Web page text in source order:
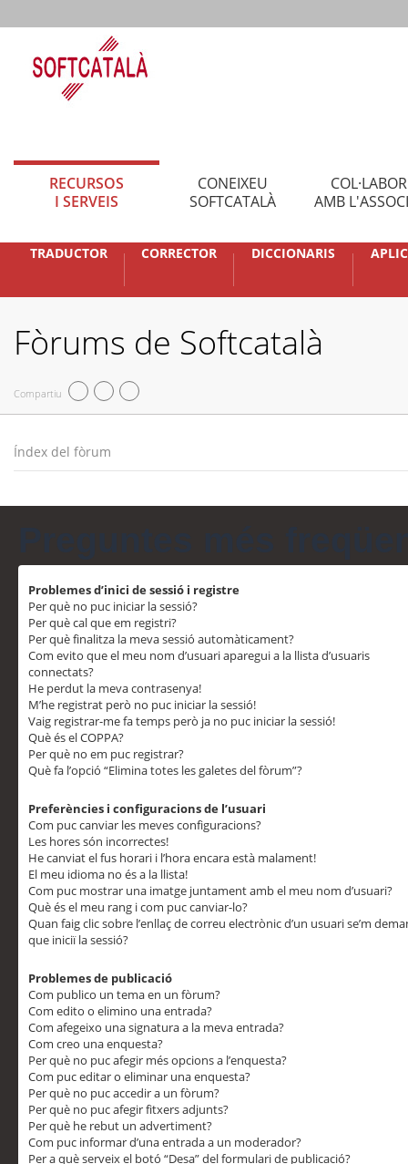
RECURSOS
I SERVEIS
CONEIXEU
SOFTCATALÀ
AMB
TRADUCTOR CORRECTOR DICCIONARIS
Fòrums de Softcatalà
Compartiu
Índex del fòrum
Problemes d’inici de sessió i registre
Per què no puc iniciar la sessió?
Per què cal que em registri?
Per què finalitza la meva sessió automàticament?
Com evito que el meu nom d’usuari aparegui a la llista d’usuaris
connectats?
He perdut la meva contrasenya!
M’he registrat però no puc iniciar la sessió!
Vaig registrar-me fa temps però ja no puc iniciar la sessió!
Què és el COPPA?
Per què no em puc registrar?
Què fa l’opció “Elimina totes les galetes del fòrum”?
Preferències i configuracions de l’usuari
Com puc canviar les meves configuracions?
Les hores són incorrectes!
He canviat el fus horari i l’hora encara està malament!
El meu idioma no és a la llista!
Com puc mostrar una imatge juntament amb el meu nom d’usuari?
Què és el meu rang i com puc canviar-lo?
Quan faig clic sobre l’enllaç de correu electrònic d’un usuari se’m
que iniciï la sessió?
Problemes de publicació
Com publico un tema en un fòrum?
Com edito o elimino una entrada?
Com afegeixo una signatura a la meva entrada?
Com creo una enquesta?
Per què no puc afegir més opcions a l’enquesta?
Com puc editar o eliminar una enquesta?
Per què no puc accedir a un fòrum?
Per què no puc afegir fitxers adjunts?
Per què he rebut un advertiment?
Com puc informar d’una entrada a un moderador?
Per a què serveix el botó “Desa” del formulari de publicació?